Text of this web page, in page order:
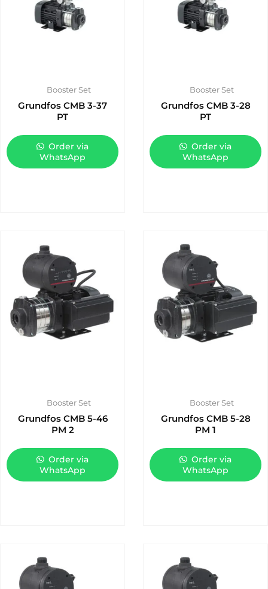
Booster Set
Grundfos CMB 3-37
PT
Order via
WhatsApp
Booster Set
Grundfos CMB 3-28
PT
Order via
WhatsApp
Booster Set
Grundfos CMB 5-46
PM 2
Order via
WhatsApp
Booster Set
Grundfos CMB 5-28
PM 1
Order via
WhatsApp